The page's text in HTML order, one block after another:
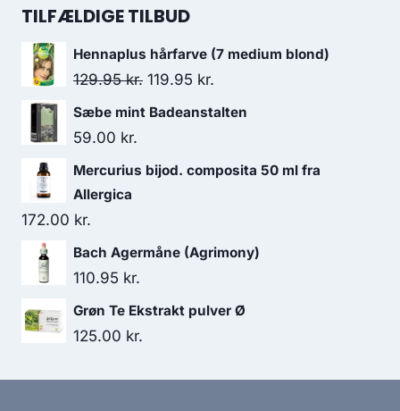
156.00 kr..
pris
124.00 kr..110.00 kr..
TILFÆLDIGE TILBUD
Hennaplus hårfarve (7 medium blond)
129.95kr. Den
oprindelige
119.95 kr.
aktuelle
Sæbe mint Badeanstalten
59.00 kr.
Mercurius bijod. composita 50 ml fra
Allergica
172.00 kr.
Bach Agermåne (Agrimony)
110.95 kr.
Grøn Te Ekstrakt pulver Ø
125.00 kr.